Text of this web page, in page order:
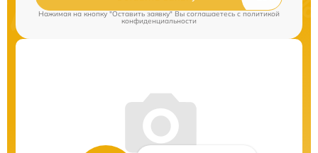
Нажимая на кнопку "Оставить заявку" Вы соглашаетесь c политикой
конфиденциальности